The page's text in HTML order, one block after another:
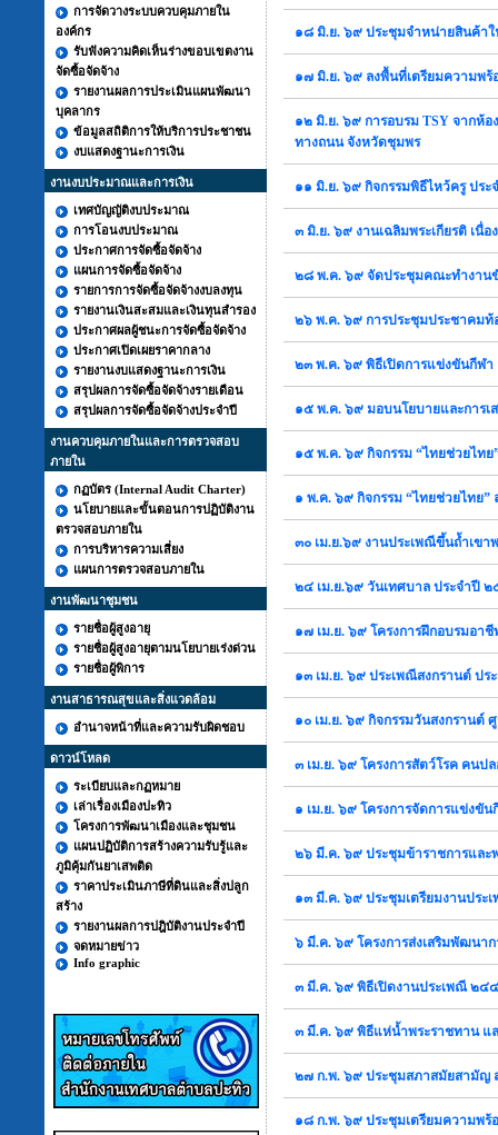
การจัดวางระบบควบคุมภายใน
องค์กร
รับฟังความคิดเห็นร่างขอบเขตงาน
จัดซื้อจัดจ้าง
รายงานผลการประเมินแผนพัฒนา
บุคลากร
ข้อมูลสถิติการให้บริการประชาชน
งบแสดงฐานะการเงิน
งานงบประมาณและการเงิน
เทศบัญญัติงบประมาณ
การโอนงบประมาณ
ประกาศการจัดซื้อจัดจ้าง
แผนการจัดซื้อจัดจ้าง
รายการการจัดซื้อจัดจ้างงบลงทุน
รายงานเงินสะสมและเงินทุนสำรอง
ประกาศผลผู้ชนะการจัดซื้อจัดจ้าง
ประกาศเปิดเผยราคากลาง
รายงานงบแสดงฐานะการเงิน
สรุปผลการจัดซื้อจัดจ้างรายเดือน
สรุปผลการจัดซื้อจัดจ้างประจำปี
งานควบคุมภายในและการตรวจสอบ
ภายใน
กฏบัตร (Internal Audit Charter)
นโยบายและขั้นตอนการปฏิบัติงาน
ตรวจสอบภายใน
การบริหารความเสี่ยง
แผนการตรวจสอบภายใน
งานพัฒนาชุมชน
รายชื่อผู้สูงอายุ
รายชื่อผู้สูงอายุตามนโยบายเร่งด่วน
รายชื่อผู้พิการ
งานสาธารณสุขและสิ่งแวดล้อม
อำนาจหน้าที่และความรับผิดชอบ
ดาวน์โหลด
ระเบียบและกฏหมาย
เล่าเรื่องเมืองปะทิว
โครงการพัฒนาเมืองและชุมชน
แผนปฏิบัติการสร้างความรับรู้และ
ภูมิคุ้มกันยาเสพติด
ราคาประเมินภาษีที่ดินและสิ่งปลูก
สร้าง
รายงานผลการปฎิบัติงานประจำปี
จดหมายข่าว
Info graphic
๑๘ มิ.ย. ๖๙ ประชุมจำหน่ายสินค้า
๑๗ มิ.ย. ๖๙ ลงพื้นที่เตรียมความพร้
๑๒ มิ.ย. ๖๙ การอบรม TSY จากห้
ทางถนน จังหวัดชุมพร
๑๑ มิ.ย. ๖๙ กิจกรรมพิธีไหว้ครู ปร
๓ มิ.ย. ๖๙ งานเฉลิมพระเกียรติ เนื่
๒๘ พ.ค. ๖๙ จัดประชุมคณะทำงาน
๒๖ พ.ค. ๖๙ การประชุมประชาคมท้
๒๓ พ.ค. ๖๙ พิธีเปิดการแข่งขันกีฬ
๑๕ พ.ค. ๖๙ มอบนโยบายและการเ
๑๕ พ.ค. ๖๙ กิจกรรม “ไทยช่วยไท
๑ พ.ค. ๖๙ กิจกรรม “ไทยช่วยไทย
๓๐ เม.ย.๖๙ งานประเพณีขึ้นถ้ำเข
๒๔ เม.ย.๖๙ วันเทศบาล ประจำปี
๑๗ เม.ย. ๖๙ โครงการฝึกอบรมอ
๑๓ เม.ย. ๖๙ ประเพณีสงกรานต์ ป
๑๐ เม.ย. ๖๙ กิจกรรมวันสงกรานต์
๓ เม.ย. ๖๙ โครงการสัตว์โรค คน
๑ เม.ย. ๖๙ โครงการจัดการแข่งขั
๒๖ มี.ค. ๖๙ ประชุมข้าราชการและ
๑๓ มี.ค. ๖๙ ประชุมเตรียมงานประ
๖ มี.ค. ๖๙ โครงการส่งเสริมพัฒนาก
๓ มี.ค. ๖๙ พิธีเปิดงานประเพณี ๒๔
๓ มี.ค. ๖๙ พิธีแห่น้ำพระราชทาน แ
๒๗ ก.พ. ๖๙ ประชุมสภาสมัยสามัญ
๑๘ ก.พ. ๖๙ ประชุมเตรียมความพร้